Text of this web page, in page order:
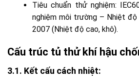
Tiêu chuẩn thử nghiệm:
nghiệm môi trường – Nhiệt độ
2007 (Nhiệt độ cao, khô).
Cấu trúc tủ thử khí hậu
3.1. Kết cấu cách nhiệt: